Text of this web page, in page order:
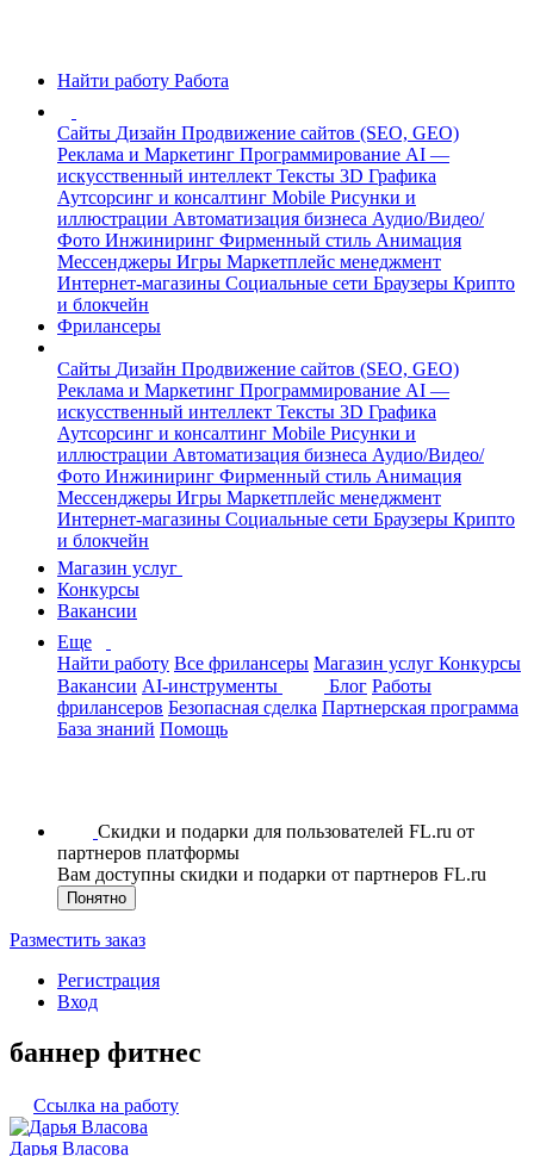
Найти работу Работа
Сайты Дизайн Продвижение сайтов (SEO, GEO)
Реклама и Маркетинг Программирование AI —
искусственный интеллект Тексты 3D Графика
Аутсорсинг и консалтинг Mobile Рисунки и
иллюстрации Автоматизация бизнеса Аудио/Видео/
Фото Инжиниринг Фирменный стиль Анимация
Мессенджеры Игры Маркетплейс менеджмент
Интернет-магазины Социальные сети Браузеры Крипто
и блокчейн
Фрилансеры
Сайты Дизайн Продвижение сайтов (SEO, GEO)
Реклама и Маркетинг Программирование AI —
искусственный интеллект Тексты 3D Графика
Аутсорсинг и консалтинг Mobile Рисунки и
иллюстрации Автоматизация бизнеса Аудио/Видео/
Фото Инжиниринг Фирменный стиль Анимация
Мессенджеры Игры Маркетплейс менеджмент
Интернет-магазины Социальные сети Браузеры Крипто
и блокчейн
Магазин услуг
Конкурсы
Вакансии
Еще
Найти работу Все фрилансеры Магазин услуг Конкурсы
Вакансии AI-инструменты Блог Работы
фрилансеров Безопасная сделка Партнерская программа
База знаний Помощь
Скидки и подарки для пользователей FL.ru от
партнеров платформы
Вам доступны скидки и подарки от партнеров FL.ru
Понятно
Разместить заказ
Регистрация
Вход
баннер фитнес
Ссылка на работу
Дарья Власова